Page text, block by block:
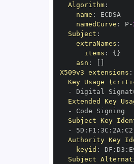
Algorithm:
name :
namedCurve : P-
Subject :
extraNames :
items : { }
asn :
X509v3 extensions :
Key Usage
-
Extended Key
-
Subject Key
-
5D : F1 : 3C : 2A : C2
Authority Key
keyid : DF : D3 :
Subject